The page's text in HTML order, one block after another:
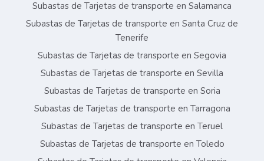
Subastas de Tarjetas de transporte en Salamanca
Subastas de Tarjetas de transporte en Santa Cruz de
Tenerife
Subastas de Tarjetas de transporte en Segovia
Subastas de Tarjetas de transporte en Sevilla
Subastas de Tarjetas de transporte en Soria
Subastas de Tarjetas de transporte en Tarragona
Subastas de Tarjetas de transporte en Teruel
Subastas de Tarjetas de transporte en Toledo